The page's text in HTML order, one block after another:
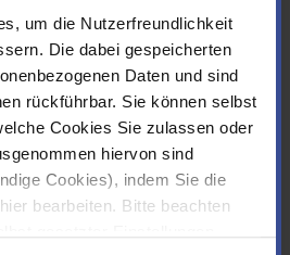
um die Nutzerfreundlichkeit
Die dabei gespeicherten
Daten und sind
rückführbar. Sie können selbst
Cookies Sie zulassen oder
hiervon sind
Cookies), indem Sie die
bearbeiten. Bitte beachten